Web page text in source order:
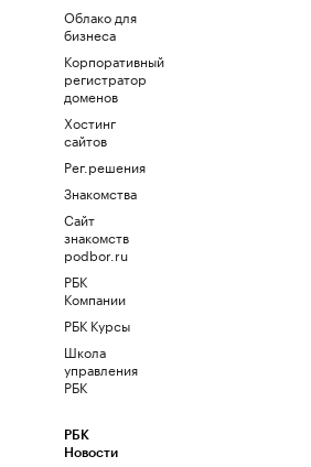
Облако для
бизнеса
Корпоративный
регистратор
доменов
Хостинг
сайтов
Рег.решения
Знакомства
Сайт
знакомств
podbor.ru
РБК
Компании
РБК Курсы
Школа
управления
РБК
РБК
Новости